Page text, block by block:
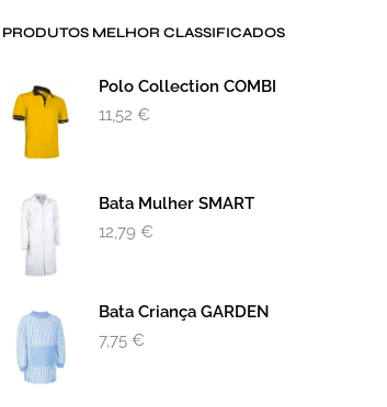
PRODUTOS MELHOR CLASSIFICADOS
Polo Collection COMBI
11,52 €
Bata Mulher SMART
12,79 €
Bata Criança GARDEN
7,75 €